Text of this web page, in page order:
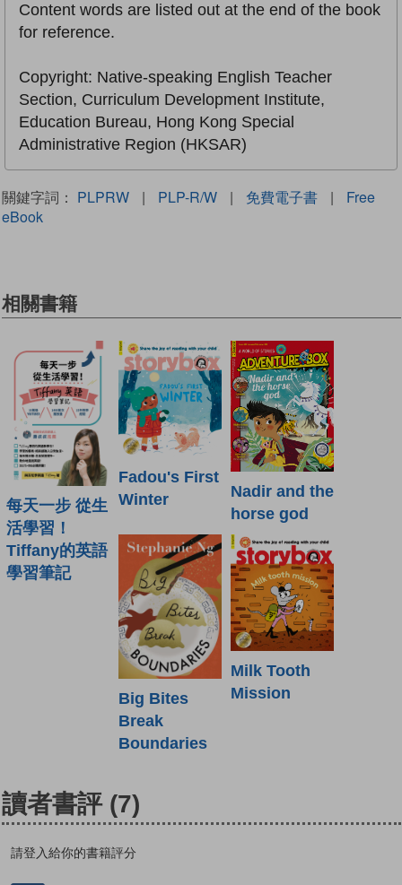
Content words are listed out at the end of the book
for reference.
Copyright: Native-speaking English Teacher
Section, Curriculum Development Institute,
Education Bureau, Hong Kong Special
Administrative Region (HKSAR)
關鍵字詞： PLPRW | PLP-R/W | 免費電子書 |
Free
eBook
相關書籍
每天一步 從生
活學習！
Tiffany的英語
學習筆記
Fadou's First
Winter
Nadir and the
horse god
Big Bites
Break
Boundaries
Milk Tooth
Mission
讀者書評 (7)
請登入給你的書籍評分